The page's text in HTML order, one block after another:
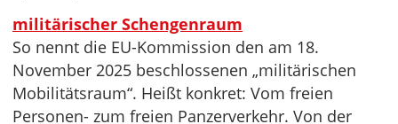
militärischer Schengenraum
So nennt die EU-Kommission den am 18.
November 2025 beschlossenen „militärischen
Mobilitätsraum“. Heißt konkret: Vom freien
Personen- zum freien Panzerverkehr. Von der